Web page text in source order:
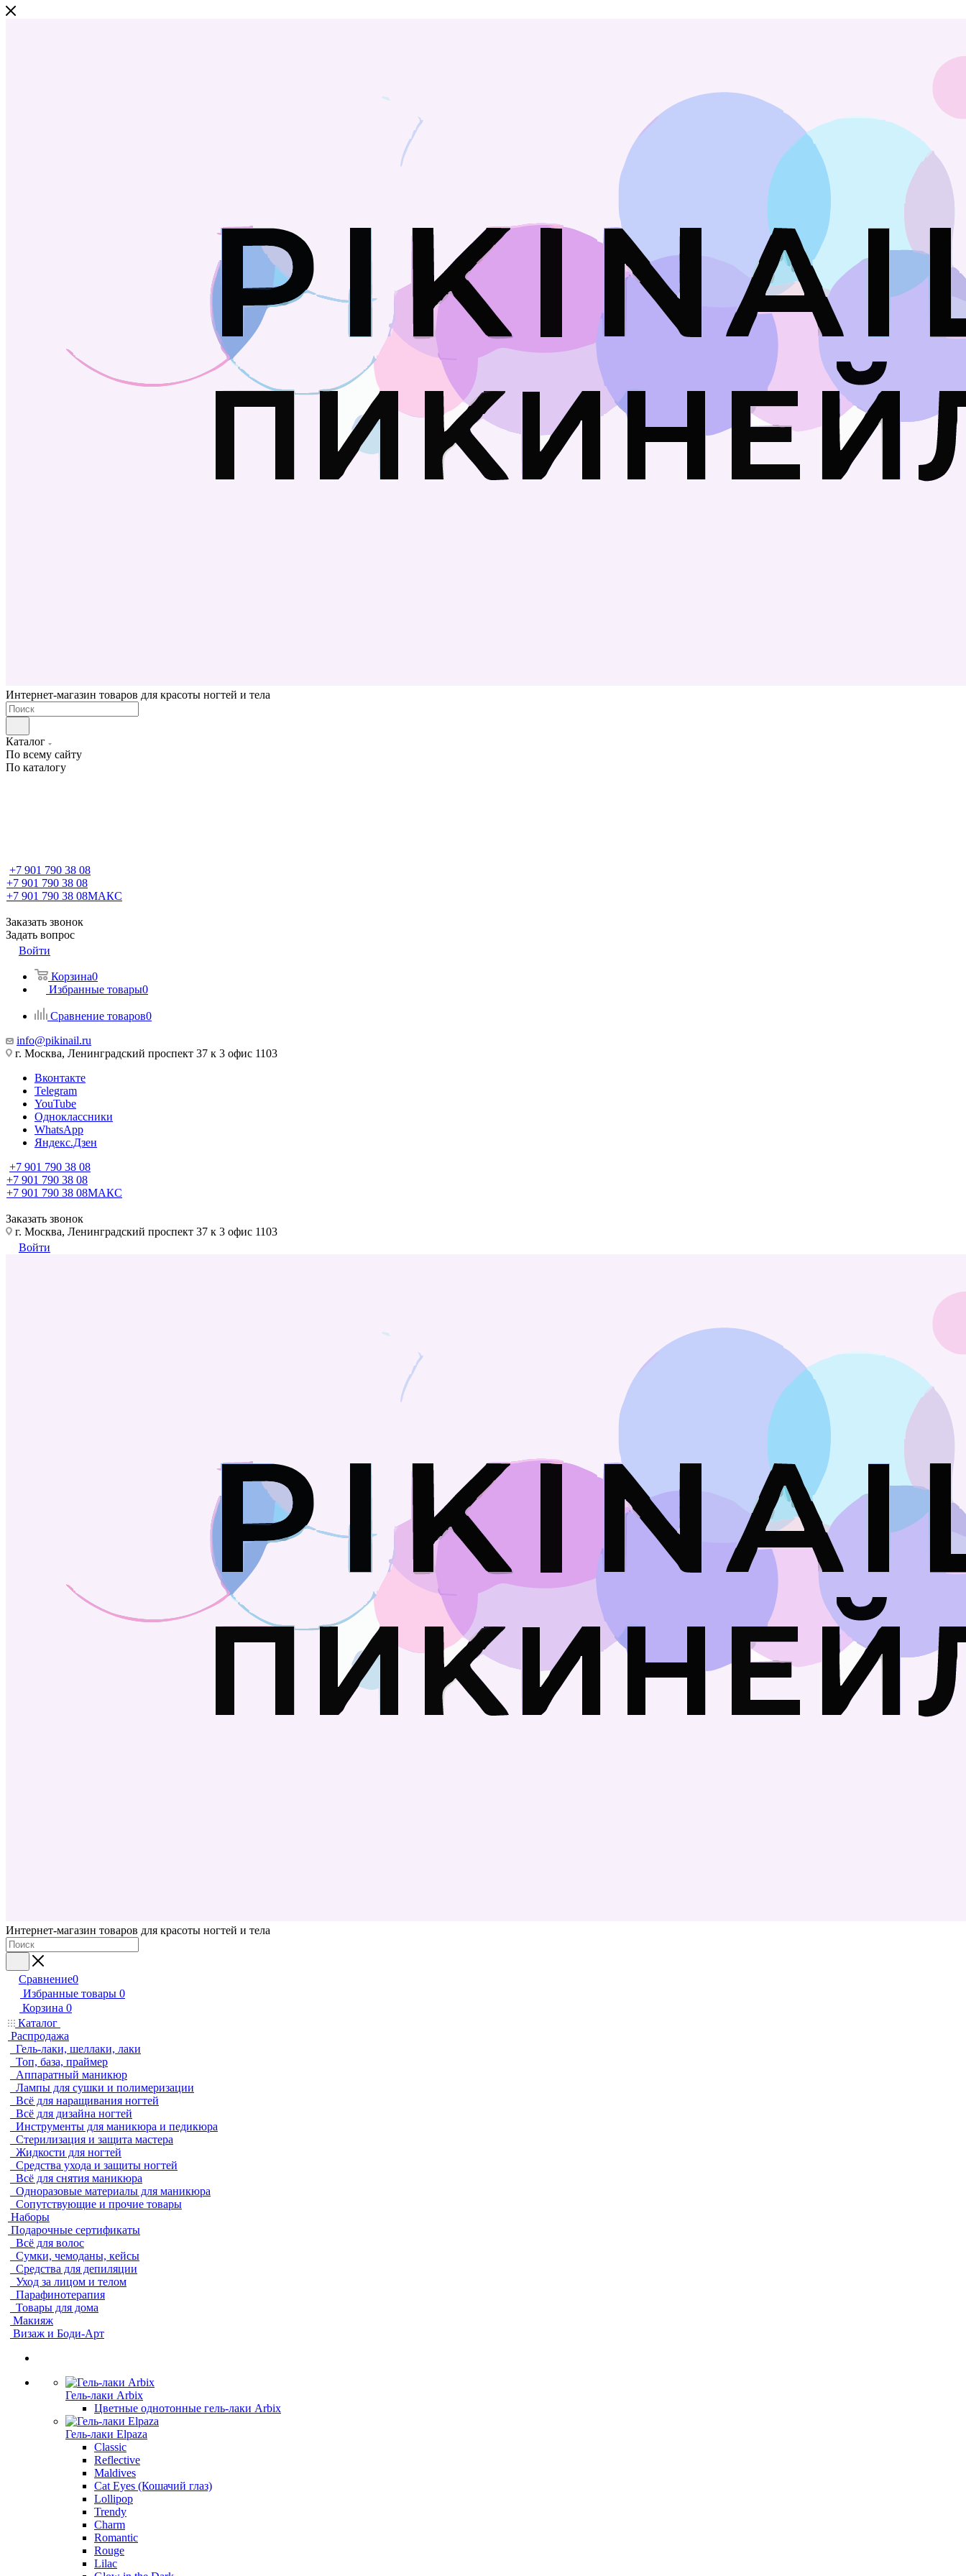
Интернет-магазин товаров для красоты ногтей и тела
Каталог
По всему сайту
По каталогу
+7 901 790 38 08
+7 901 790 38 08
+7 901 790 38 08МАКС
Заказать звонок
Задать вопрос
Войти
Корзина0
Избранные товары0
Сравнение товаров0
info@pikinail.ru
г. Москва, Ленинградский проспект 37 к 3 офис 1103
Вконтакте
Telegram
YouTube
Одноклассники
WhatsApp
Яндекс.Дзен
+7 901 790 38 08
+7 901 790 38 08
+7 901 790 38 08МАКС
Заказать звонок
г. Москва, Ленинградский проспект 37 к 3 офис 1103
Войти
Интернет-магазин товаров для красоты ногтей и тела
Сравнение0
Избранные товары 0
Корзина 0
Каталог
Распродажа
Гель-лаки, шеллаки, лаки
Топ, база, праймер
Аппаратный маникюр
Лампы для сушки и полимеризации
Всё для наращивания ногтей
Всё для дизайна ногтей
Инструменты для маникюра и педикюра
Стерилизация и защита мастера
Жидкости для ногтей
Средства ухода и защиты ногтей
Всё для снятия маникюра
Одноразовые материалы для маникюра
Сопутствующие и прочие товары
Наборы
Подарочные сертификаты
Всё для волос
Сумки, чемоданы, кейсы
Средства для депиляции
Уход за лицом и телом
Парафинотерапия
Товары для дома
Макияж
Визаж и Боди-Арт
Гель-лаки Arbix
Цветные однотонные гель-лаки Arbix
Гель-лаки Elpaza
Classic
Reflective
Maldives
Cat Eyes (Кошачий глаз)
Lollipop
Trendy
Charm
Romantic
Rouge
Lilac